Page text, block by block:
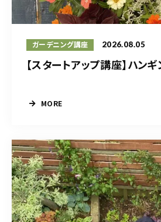
ガーデニング講座 2026.08.05
【スタートアップ講座】ハン
MORE